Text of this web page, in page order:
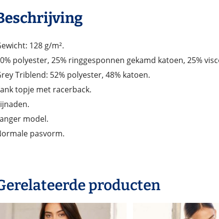
128 g/m².
polyester, 25% ringgesponnen gekamd katoen, 25%
Triblend: 52% polyester, 48% katoen.
topje met racerback.
model.
pasvorm.
producten